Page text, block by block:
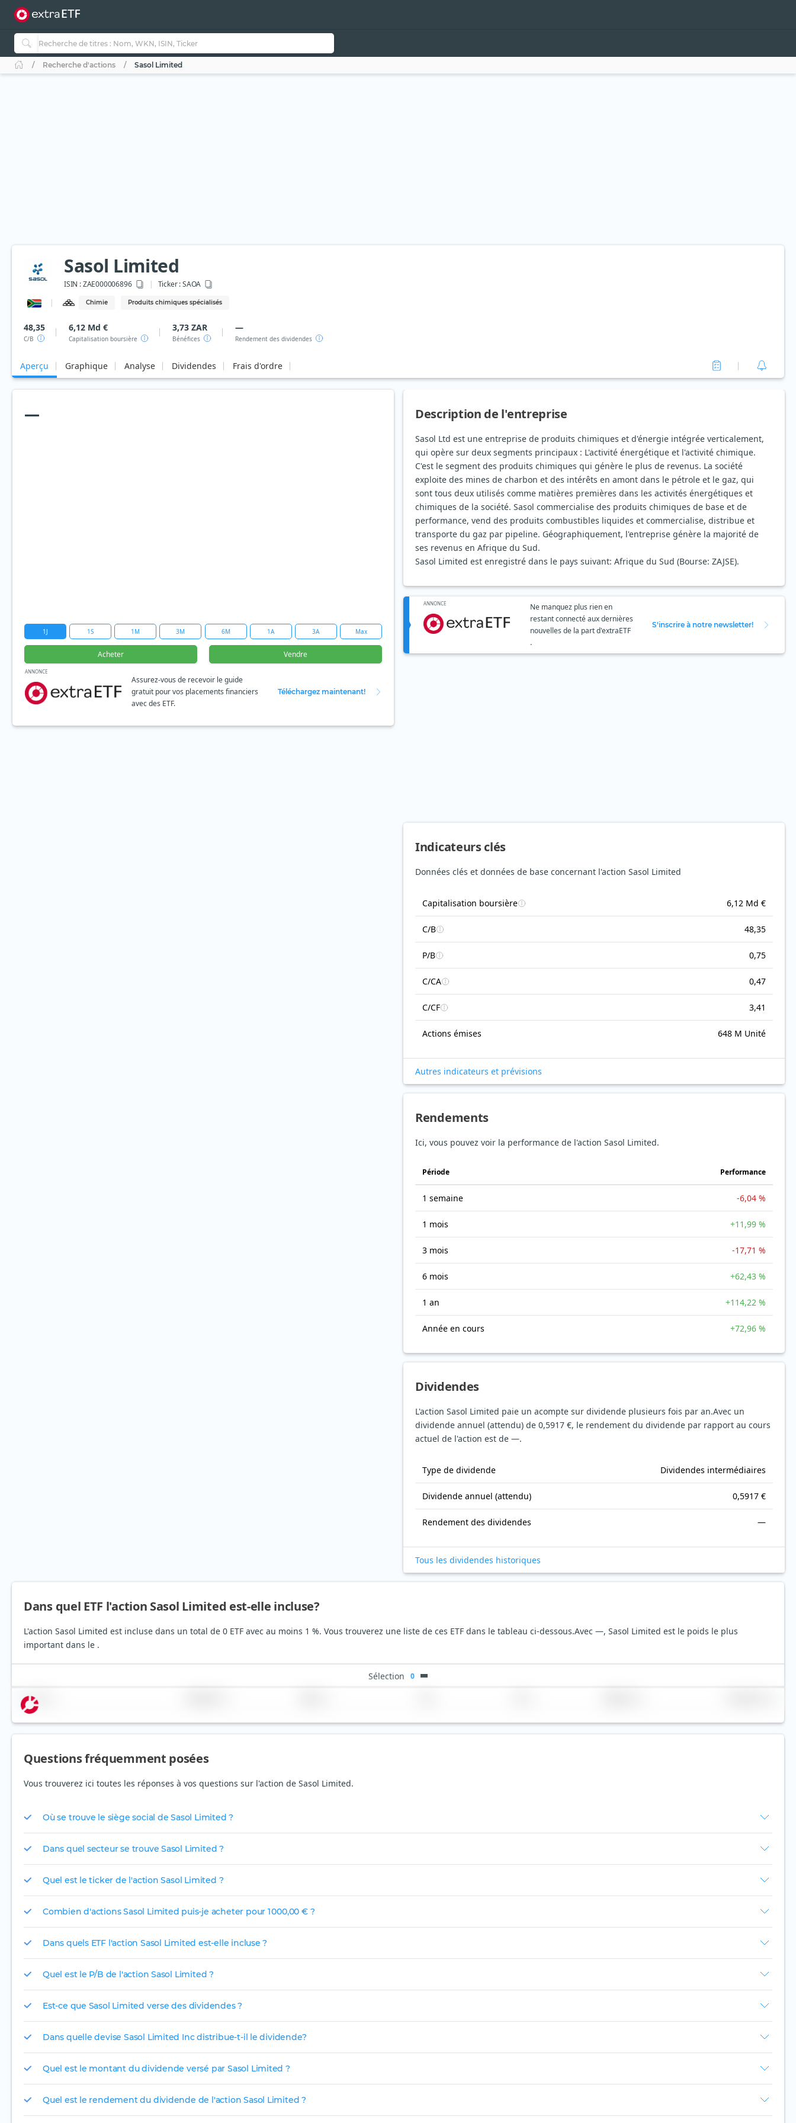
Recherche d'actions Sasol Limited
Sasol Limited
ISIN :ZAE000006896 Ticker :SAOA
Chimie Produits chimiques spécialisés
48,35
C/B
6,12 Md €
Capitalisation boursière
3,73 ZAR
Bénéfices
—
Rendement des dividendes
Aperçu Graphique Analyse Dividendes Frais d'ordre
—
1J 1S 1M 3M 6M 1A 3A Max
Acheter Vendre
ANNONCE
Assurez-vous de recevoir le guide
gratuit pour vos placements financiers
avec des ETF.
Téléchargez maintenant!
Description de l'entreprise
Sasol Ltd est une entreprise de produits chimiques et d'énergie intégrée verticalement,
qui opère sur deux segments principaux : L'activité énergétique et l'activité chimique.
C'est le segment des produits chimiques qui génère le plus de revenus. La société
exploite des mines de charbon et des intérêts en amont dans le pétrole et le gaz, qui
sont tous deux utilisés comme matières premières dans les activités énergétiques et
chimiques de la société. Sasol commercialise des produits chimiques de base et de
performance, vend des produits combustibles liquides et commercialise, distribue et
transporte du gaz par pipeline. Géographiquement, l'entreprise génère la majorité de
ses revenus en Afrique du Sud.
Sasol Limited est enregistré dans le pays suivant: Afrique du Sud (Bourse: ZAJSE).
ANNONCE
Ne manquez plus rien en
restant connecté aux dernières
nouvelles de la part d'extraETF
.
S'inscrire à notre newsletter!
Indicateurs clés
Données clés et données de base concernant l'action Sasol Limited
Capitalisation boursière 6,12 Md €
C/B 48,35
P/B 0,75
C/CA 0,47
C/CF 3,41
Actions émises 648 M Unité
Autres indicateurs et prévisions
Rendements
Ici, vous pouvez voir la performance de l'action Sasol Limited.
Période Performance
1 semaine -6,04 %
1 mois +11,99 %
3 mois -17,71 %
6 mois +62,43 %
1 an +114,22 %
Année en cours +72,96 %
Dividendes
L'action Sasol Limited paie un acompte sur dividende plusieurs fois par an.Avec un
dividende annuel (attendu) de 0,5917 €, le rendement du dividende par rapport au cours
actuel de l'action est de —.
Type de dividende Dividendes intermédiaires
Dividende annuel (attendu) 0,5917 €
Rendement des dividendes —
Tous les dividendes historiques
Dans quel ETF l'action Sasol Limited est-elle incluse?
L'action Sasol Limited est incluse dans un total de 0 ETF avec au moins 1 %. Vous trouverez une liste de ces ETF dans le tableau ci-dessous.Avec —, Sasol Limited est le poids le plus
important dans le .
Sélection 0
Nom
Questions fréquemment posées
Vous trouverez ici toutes les réponses à vos questions sur l'action de Sasol Limited.
Où se trouve le siège social de Sasol Limited ?
Dans quel secteur se trouve Sasol Limited ?
Quel est le ticker de l'action Sasol Limited ?
Combien d'actions Sasol Limited puis-je acheter pour 1 000,00 € ?
Dans quels ETF l'action Sasol Limited est-elle incluse ?
Quel est le P/B de l'action Sasol Limited ?
Est-ce que Sasol Limited verse des dividendes ?
Dans quelle devise Sasol Limited Inc distribue-t-il le dividende?
Quel est le montant du dividende versé par Sasol Limited ?
Quel est le rendement du dividende de l'action Sasol Limited ?